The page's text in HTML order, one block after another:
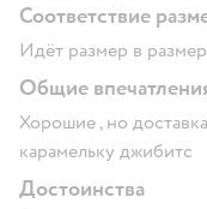
Соответствие
Идёт размер в размер
Общие
Хорошие , но
карамельку джибитс
Достоинства